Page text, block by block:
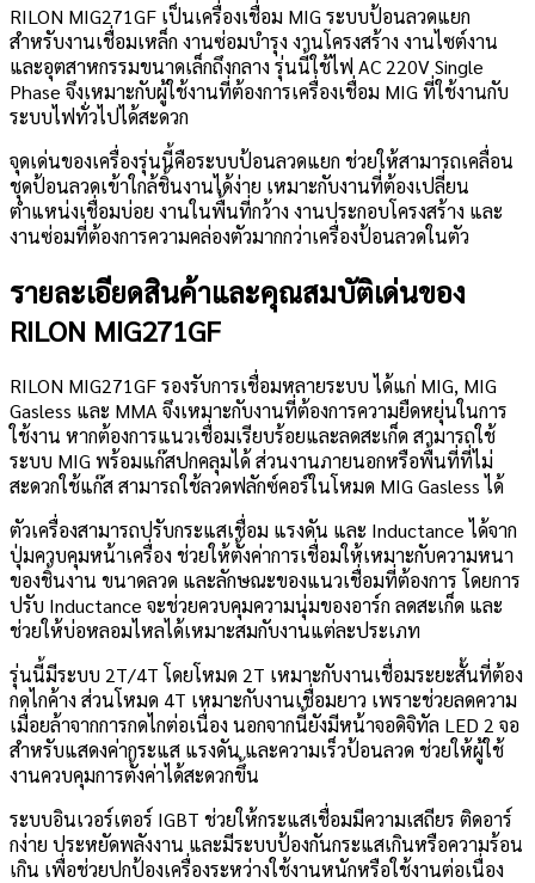
RILON MIG271GF เป็นเครื่องเชื่อม MIG ระบบป้อนลวดแยก
สำหรับงานเชื่อมเหล็ก งานซ่อมบำรุง งานโครงสร้าง งานไซต์งาน
และอุตสาหกรรมขนาดเล็กถึงกลาง รุ่นนี้ใช้ไฟ AC 220V Single
Phase จึงเหมาะกับผู้ใช้งานที่ต้องการเครื่องเชื่อม MIG ที่ใช้งานกับ
ระบบไฟทั่วไปได้สะดวก
จุดเด่นของเครื่องรุ่นนี้คือระบบป้อนลวดแยก ช่วยให้สามารถเคลื่อน
ชุดป้อนลวดเข้าใกล้ชิ้นงานได้ง่าย เหมาะกับงานที่ต้องเปลี่ยน
ตำแหน่งเชื่อมบ่อย งานในพื้นที่กว้าง งานประกอบโครงสร้าง และ
งานซ่อมที่ต้องการความคล่องตัวมากกว่าเครื่องป้อนลวดในตัว
รายละเอียดสินค้าและคุณสมบัติเด่นของ
RILON MIG271GF
RILON MIG271GF รองรับการเชื่อมหลายระบบ ได้แก่ MIG, MIG
Gasless และ MMA จึงเหมาะกับงานที่ต้องการความยืดหยุ่นในการ
ใช้งาน หากต้องการแนวเชื่อมเรียบร้อยและลดสะเก็ด สามารถใช้
ระบบ MIG พร้อมแก๊สปกคลุมได้ ส่วนงานภายนอกหรือพื้นที่ที่ไม่
สะดวกใช้แก๊ส สามารถใช้ลวดฟลักซ์คอร์ในโหมด MIG Gasless ได้
ตัวเครื่องสามารถปรับกระแสเชื่อม แรงดัน และ Inductance ได้จาก
ปุ่มควบคุมหน้าเครื่อง ช่วยให้ตั้งค่าการเชื่อมให้เหมาะกับความหนา
ของชิ้นงาน ขนาดลวด และลักษณะของแนวเชื่อมที่ต้องการ โดยการ
ปรับ Inductance จะช่วยควบคุมความนุ่มของอาร์ก ลดสะเก็ด และ
ช่วยให้บ่อหลอมไหลได้เหมาะสมกับงานแต่ละประเภท
รุ่นนี้มีระบบ 2T/4T โดยโหมด 2T เหมาะกับงานเชื่อมระยะสั้นที่ต้อง
กดไกค้าง ส่วนโหมด 4T เหมาะกับงานเชื่อมยาว เพราะช่วยลดความ
เมื่อยล้าจากการกดไกต่อเนื่อง นอกจากนี้ยังมีหน้าจอดิจิทัล LED 2 จอ
สำหรับแสดงค่ากระแส แรงดัน และความเร็วป้อนลวด ช่วยให้ผู้ใช้
งานควบคุมการตั้งค่าได้สะดวกขึ้น
ระบบอินเวอร์เตอร์ IGBT ช่วยให้กระแสเชื่อมมีความเสถียร ติดอาร์
กง่าย ประหยัดพลังงาน และมีระบบป้องกันกระแสเกินหรือความร้อน
เกิน เพื่อช่วยปกป้องเครื่องระหว่างใช้งานหนักหรือใช้งานต่อเนื่อง